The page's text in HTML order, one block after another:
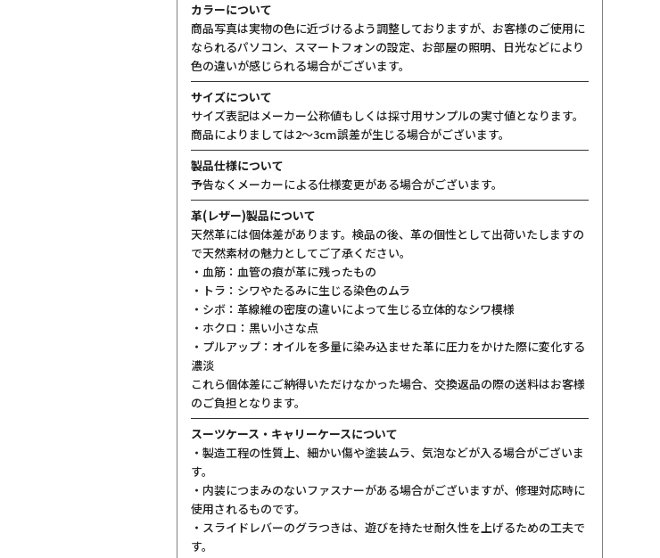
カラーについて
商品写真は実物の色に近づけるよう調整しておりますが、お客様のご使用に
なられるパソコン、スマートフォンの設定、お部屋の照明、日光などにより
色の違いが感じられる場合がございます。
サイズについて
サイズ表記はメーカー公称値もしくは採寸用サンプルの実寸値となります。
商品によりましては2〜3cm誤差が生じる場合がございます。
製品仕様について
予告なくメーカーによる仕様変更がある場合がございます。
革(レザー)製品について
天然革には個体差があります。検品の後、革の個性として出荷いたしますの
で天然素材の魅力としてご了承ください。
・血筋：血管の痕が革に残ったもの
・トラ：シワやたるみに生じる染色のムラ
・シボ：革線維の密度の違いによって生じる立体的なシワ模様
・ホクロ：黒い小さな点
・プルアップ：オイルを多量に染み込ませた革に圧力をかけた際に変化する
濃淡
これら個体差にご納得いただけなかった場合、交換返品の際の送料はお客様
のご負担となります。
スーツケース・キャリーケースについて
・製造工程の性質上、細かい傷や塗装ムラ、気泡などが入る場合がございま
す。
・内装につまみのないファスナーがある場合がございますが、修理対応時に
使用されるものです。
・スライドレバーのグラつきは、遊びを持たせ耐久性を上げるための工夫で
す。